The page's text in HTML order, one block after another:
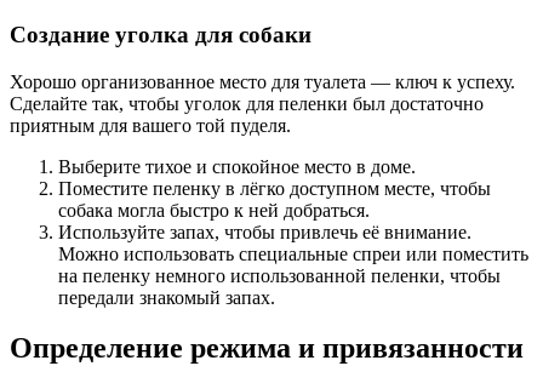
Создание уголка для собаки
Хорошо организованное место для туалета — ключ к успеху.
Сделайте так, чтобы уголок для пеленки был достаточно
приятным для вашего той пуделя.
Выберите тихое и спокойное место в доме.
Поместите пеленку в лёгко доступном месте, чтобы
собака могла быстро к ней добраться.
Используйте запах, чтобы привлечь её внимание.
Можно использовать специальные спреи или поместить
на пеленку немного использованной пеленки, чтобы
передали знакомый запах.
Определение режима и привязанности